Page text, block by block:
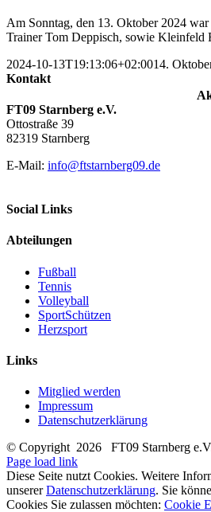
Am Sonntag, den 13. Oktober 2024
Trainer Tom Deppisch, sowie Kleinfeld
2024-10-13T19:13:06+02:0014.
Kontakt
FT09 Starnberg e.V.
Ottostraße 39
82319 Starnberg
E-Mail: info@ftstarnberg09.de
Social Links
Abteilungen
Fußball
Tennis
Volleyball
SportSchützen
Herzsport
Links
Mitglied werden
Impressum
Datenschutzerklärung
© Copyright 2026 FT09 Starnberg
Page load link
Diese Seite nutzt Cookies. Weitere
unsererDatenschutzerklärung. Sie
Cookies Sie zulassen möchten: Cookie